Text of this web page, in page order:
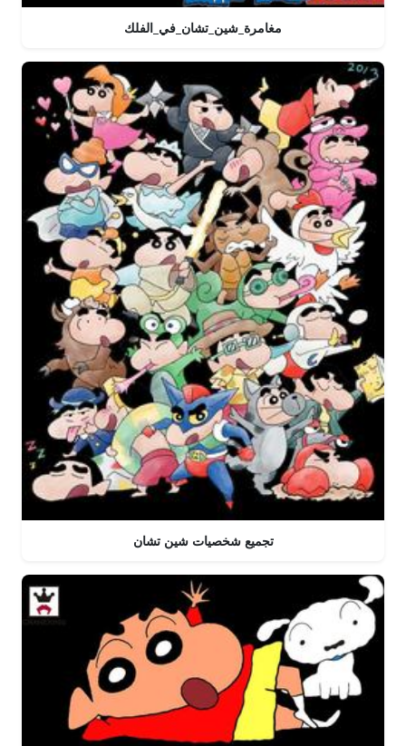
مغامرة_شين_تشان_في_الفلك
تجميع شخصيات شين تشان